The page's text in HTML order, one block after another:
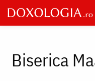
Skip
to
main
Biserica